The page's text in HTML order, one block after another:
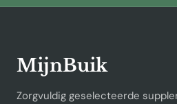
MijnBuik
Zorgvuldig geselecteerde